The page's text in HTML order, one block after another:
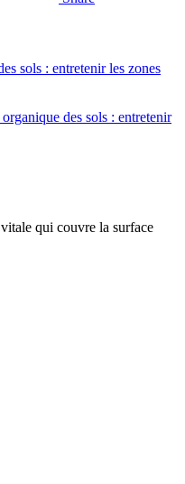
des sols : entretenir
qui couvre la surface